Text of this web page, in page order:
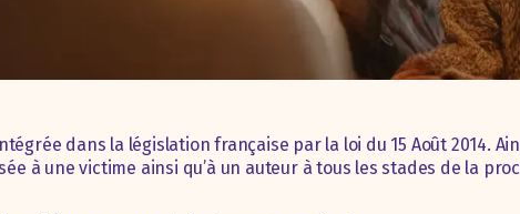
dans la législation française par la loi du 15 Août 2014.
à une victime ainsi qu’à un auteur à tous les stades de la